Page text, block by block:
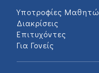
Υποτροφίες
Διακρίσεις
Επιτυχόντες
Για Γονείς